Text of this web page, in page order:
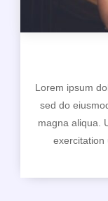
Lorem ipsum
sed do
magna aliqua.
exercitation